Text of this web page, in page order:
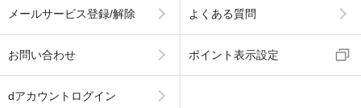
メールサービス登録/解除 よくある質問
お問い合わせ ポイント表示設定
dアカウントログイン